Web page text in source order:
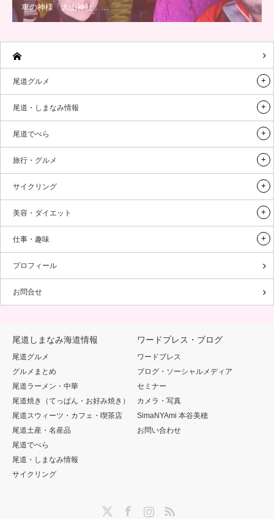
車の神様「大山神社」…
尾道グルメ
尾道・しまなみ情報
尾道でべら
旅行・グルメ
サイクリング
美容・ダイエット
仕事・趣味
プロフィール
お問合せ
尾道しまなみ海道情報
尾道グルメ
グルメまとめ
尾道ラーメン・中華
尾道焼き（てっぱん・お好み焼き）
尾道スウィーツ・カフェ・喫茶店
尾道土産・名産品
尾道でべら
尾道・しまなみ情報
サイクリング
ワードプレス・ブログ
ワードプレス
ブログ・ソーシャルメディア
セミナー
カメラ・写真
SimaNYAmi 本谷美穂
お問い合わせ
InstagramRSS